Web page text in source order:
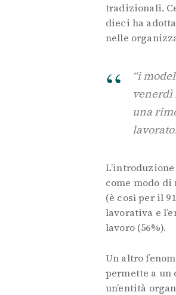
tradizionali.
dieci ha
nelle
“i
venerdì
una
come modo
(è così per il
lavorativa e
lavoro (56%).
Un altro
permette a un
un’entità